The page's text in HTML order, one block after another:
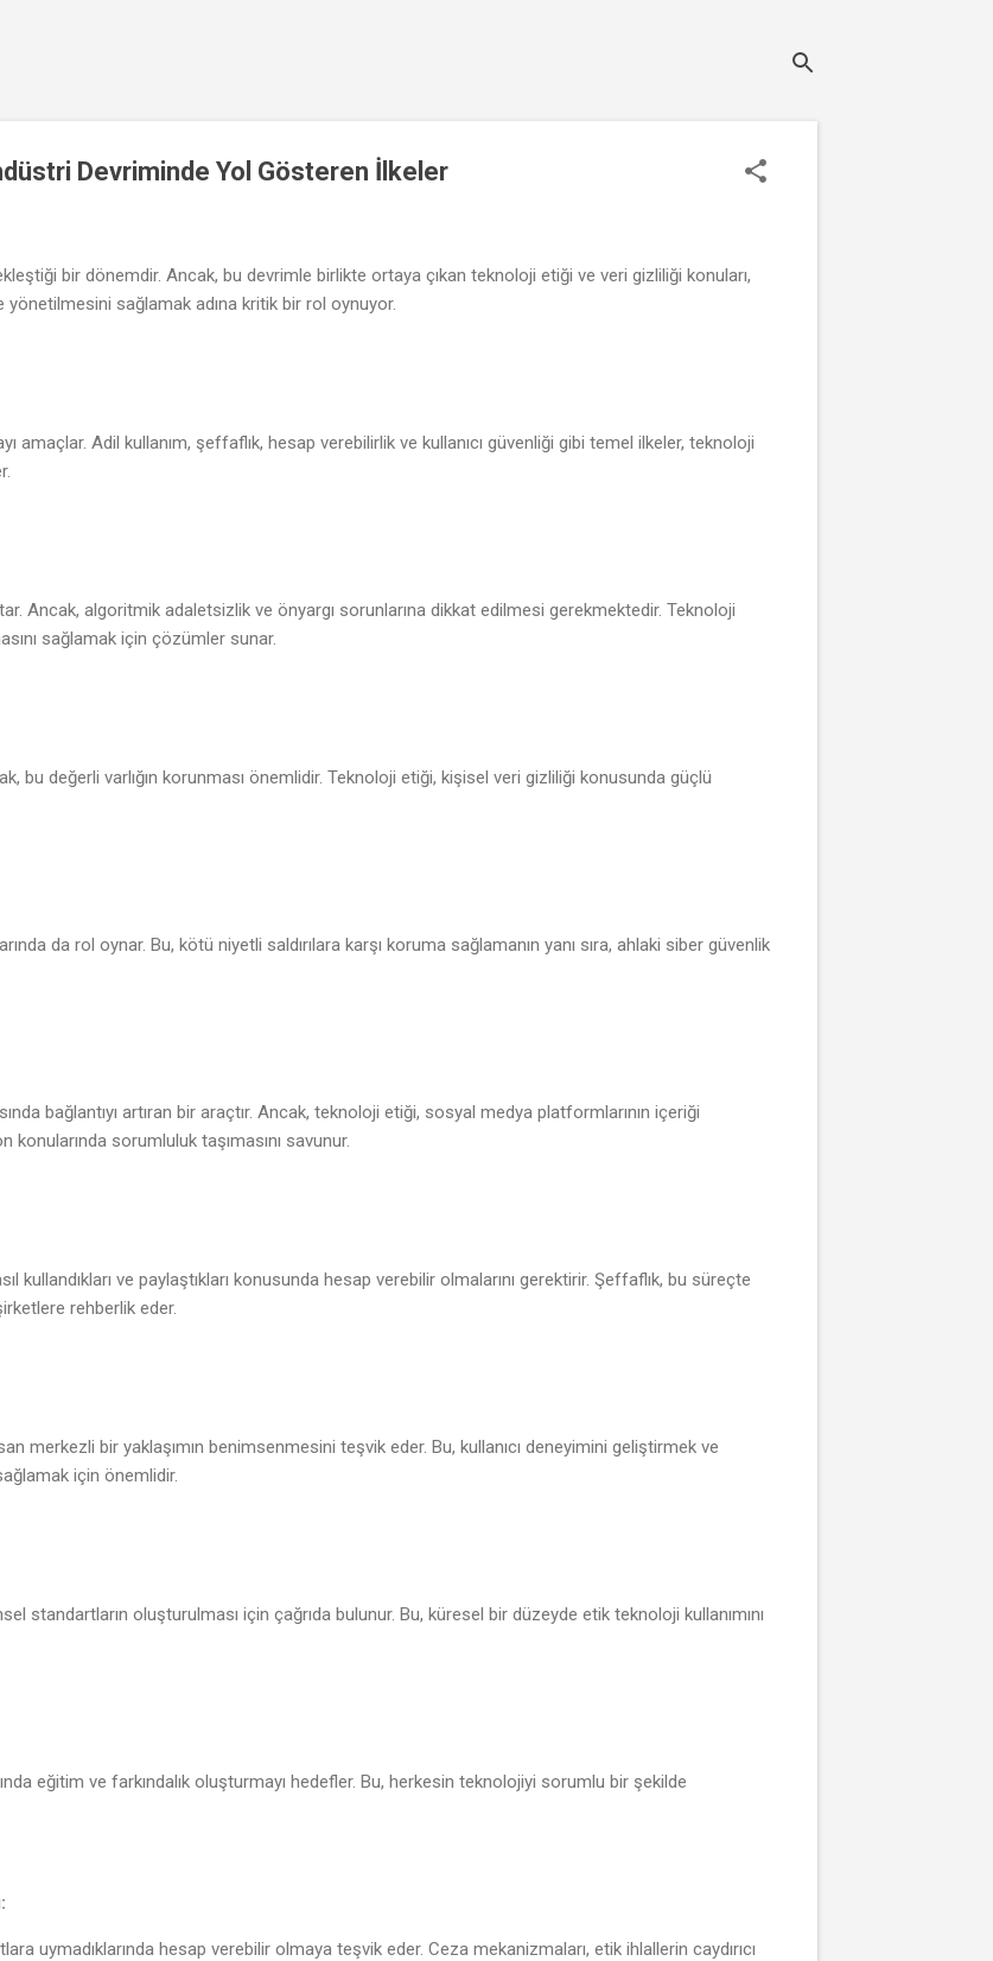
Devriminde Yol Gösteren İlkeler
bir dönemdir. Ancak, bu devrimle birlikte ortaya çıkan teknoloji etiği ve veri gizliliği konuları,
sağlamak adına kritik bir rol oynuyor.
amaçlar. Adil kullanım, şeffaflık, hesap verebilirlik ve kullanıcı güvenliği gibi temel ilkeler, teknoloji
Ancak, algoritmik adaletsizlik ve önyargı sorunlarına dikkat edilmesi gerekmektedir. Teknoloji
sağlamak için çözümler sunar.
bu değerli varlığın korunması önemlidir. Teknoloji etiği, kişisel veri gizliliği konusunda güçlü
da rol oynar. Bu, kötü niyetli saldırılara karşı koruma sağlamanın yanı sıra, ahlaki siber güvenlik
bağlantıyı artıran bir araçtır. Ancak, teknoloji etiği, sosyal medya platformlarının içeriği
konularında sorumluluk taşımasını savunur.
kullandıkları ve paylaştıkları konusunda hesap verebilir olmalarını gerektirir. Şeffaflık, bu süreçte
rehberlik eder.
merkezli bir yaklaşımın benimsenmesini teşvik eder. Bu, kullanıcı deneyimini geliştirmek ve
için önemlidir.
standartların oluşturulması için çağrıda bulunur. Bu, küresel bir düzeyde etik teknoloji kullanımını
eğitim ve farkındalık oluşturmayı hedefler. Bu, herkesin teknolojiyi sorumlu bir şekilde
uymadıklarında hesap verebilir olmaya teşvik eder. Ceza mekanizmaları, etik ihlallerin caydırıcı